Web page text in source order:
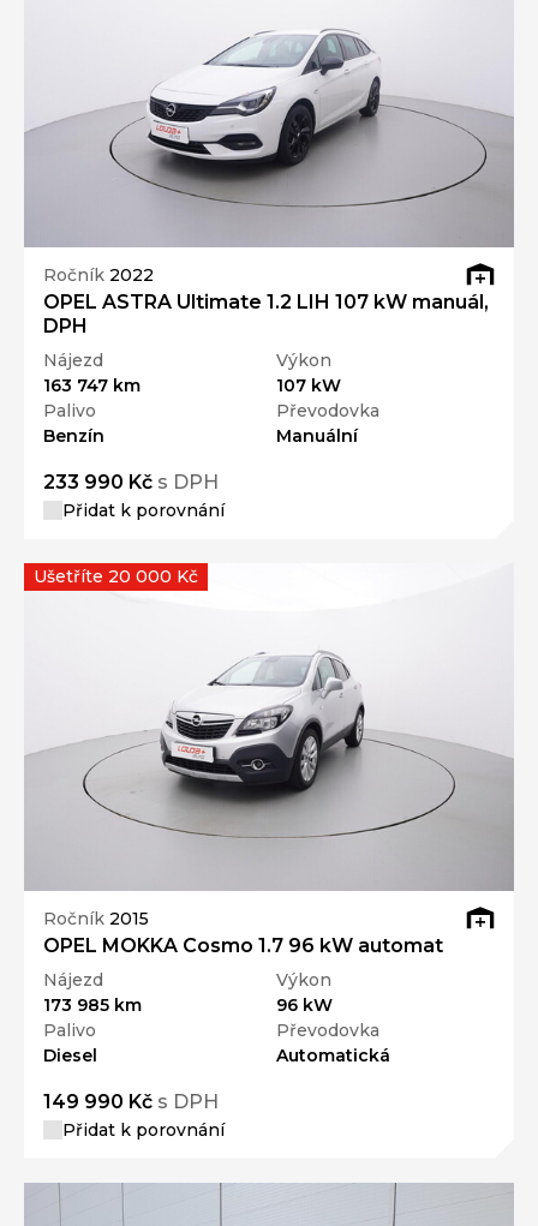
Ročník 2022
OPEL ASTRA Ultimate 1.2 LIH 107 kW manuál,
DPH
Nájezd
163 747 km
Výkon
107 kW
Palivo
Benzín
Převodovka
Manuální
233 990 Kč s DPH
Přidat k porovnání
Ročník 2015
OPEL MOKKA Cosmo 1.7 96 kW automat
Nájezd
173 985 km
Výkon
96 kW
Palivo
Diesel
Převodovka
Automatická
149 990 Kč s DPH
Přidat k porovnání
Ušetříte 20 000 Kč